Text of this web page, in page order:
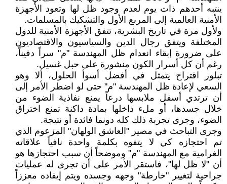
ينتبه أحدهم ذات يوم لعدم وجود ظل لها وتعود الأجهزة
الأمنية العالمية إلى المربع الأول والتشكيك بالمسلمات.
ولأول مرة في تاريخ البشرية، تتفق الأجهزة الأمنية للدول
المختلفة ويتفق رجال الدين والسياسيون والاقتصاديون
على ضرورة إبقاء انعدام ظل المهندسة "م" سراً دفيناً،
رغم أن كل أسرار الكون منشورة على حبل غسيل.
تبلور اقتراح يتمثل في أفضل أسوأ الحلول، ألا وهو
السعي لإعادة ظل المهندسة "م" حتى لو اضطر الأمر إلى
أن ترتدي أسفل ملابسها درعاً يمنع نفاذية الضوء من
خلال جسدها، أو ملء داخلها بمادة داكنة تمنع اختراق
الضوء، وجرى تجربة ذلك كله دونما فائدة أو نتيجة.
وجرى التباحث في مصير "العاشق الولهان" المزعوم الذي
تم احتجازه كي لا يتفوه بكلمة واحدة نافياً علاقاته
الغرامية مع المهندسة "م" وموضحاً أن سبب احتجازها هو
أن "لا ظل لها"، فاستقر الأمر على أن تجرى له عمليات
جراحية لتغيير "خارطة" وجهه وجسده ويتم إيفاده معززاً